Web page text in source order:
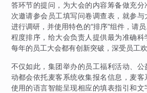
答环节的提问，为大会的内容筹备做充
次邀请参会员工填写问卷调查表，就参
进行调研，并使用特色的“排序”组件，请
程度排序，给大会负责人提供最为准确
每年的员工大会都有创新突破，深受员工欢
不仅如此，集团举办的员工福利活动、
动都会依托麦客系统收集报名信息，麦
使用的语言智能呈现相应的填表指引和